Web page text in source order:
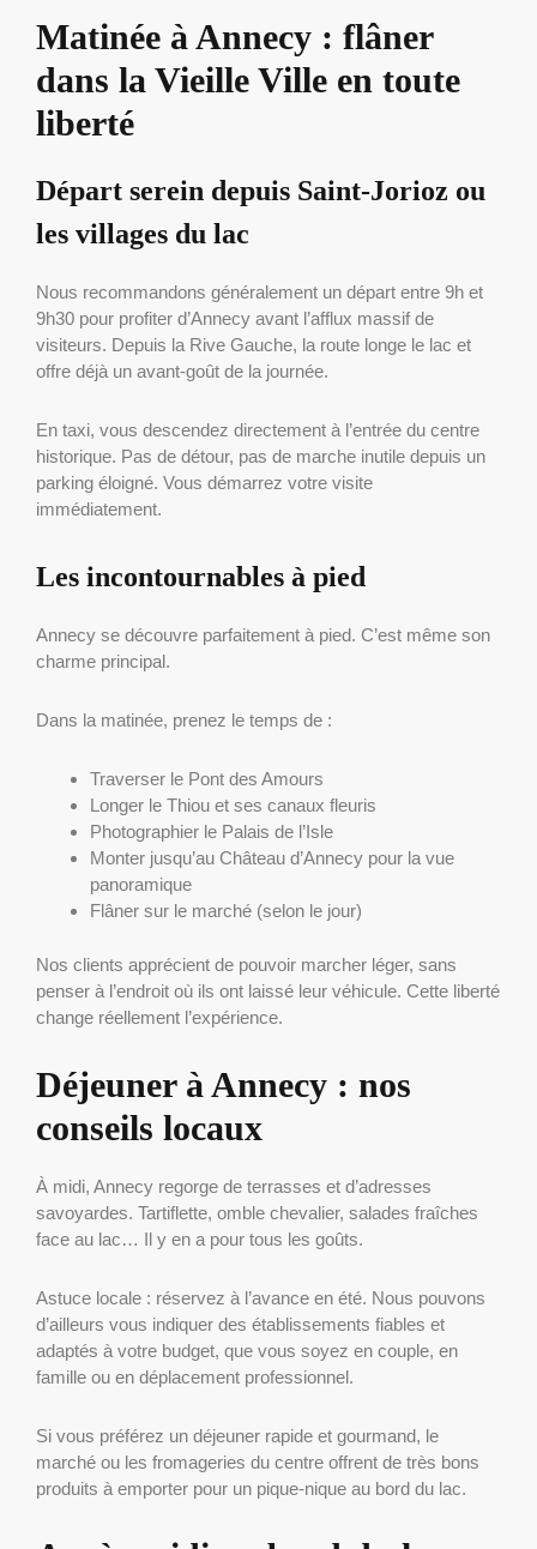
Matinée à Annecy : flâner
dans la Vieille Ville en toute
liberté
Départ serein depuis Saint-Jorioz ou
les villages du lac
Nous recommandons généralement un départ entre 9h et
9h30 pour profiter d’Annecy avant l’afflux massif de
visiteurs. Depuis la Rive Gauche, la route longe le lac et
offre déjà un avant-goût de la journée.
En taxi, vous descendez directement à l’entrée du centre
historique. Pas de détour, pas de marche inutile depuis un
parking éloigné. Vous démarrez votre visite
immédiatement.
Les incontournables à pied
Annecy se découvre parfaitement à pied. C’est même son
charme principal.
Dans la matinée, prenez le temps de :
Traverser le Pont des Amours
Longer le Thiou et ses canaux fleuris
Photographier le Palais de l’Isle
Monter jusqu’au Château d’Annecy pour la vue
panoramique
Flâner sur le marché (selon le jour)
Nos clients apprécient de pouvoir marcher léger, sans
penser à l’endroit où ils ont laissé leur véhicule. Cette liberté
change réellement l’expérience.
Déjeuner à Annecy : nos
conseils locaux
À midi, Annecy regorge de terrasses et d’adresses
savoyardes. Tartiflette, omble chevalier, salades fraîches
face au lac… Il y en a pour tous les goûts.
Astuce locale : réservez à l’avance en été. Nous pouvons
d’ailleurs vous indiquer des établissements fiables et
adaptés à votre budget, que vous soyez en couple, en
famille ou en déplacement professionnel.
Si vous préférez un déjeuner rapide et gourmand, le
marché ou les fromageries du centre offrent de très bons
produits à emporter pour un pique-nique au bord du lac.